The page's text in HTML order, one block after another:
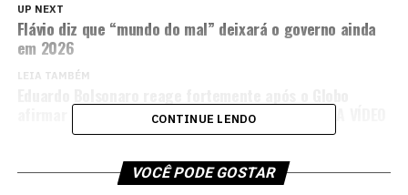
UP NEXT
Flávio diz que “mundo do mal” deixará o governo ainda
em 2026
LEIA TAMBÉM
afirmar que ele teria defendido troca do pix; VEJA VÍDEO
CONTINUE LENDO
VOCÊ PODE GOSTAR